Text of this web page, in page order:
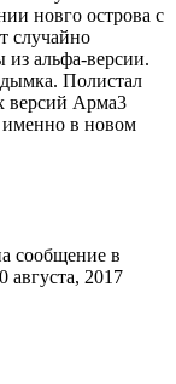
новго острова с
случайно
из альфа-версии.
Полистал
версий Арма3
именно в новом
сообщение в
августа, 2017